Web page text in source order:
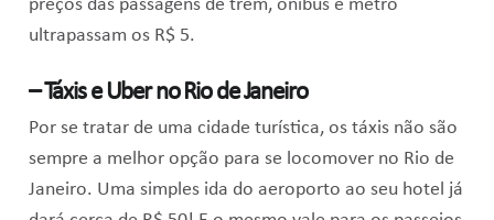
preços das passagens de trem, ônibus e metrô
ultrapassam os R$ 5.
– Táxis e Uber no Rio de Janeiro
Por se tratar de uma cidade turística, os táxis não são
sempre a melhor opção para se locomover no Rio de
Janeiro. Uma simples ida do aeroporto ao seu hotel já